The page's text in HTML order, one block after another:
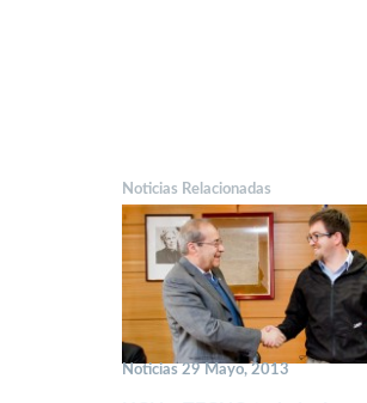
Noticias Relacionadas
Noticias 29 Mayo, 2013